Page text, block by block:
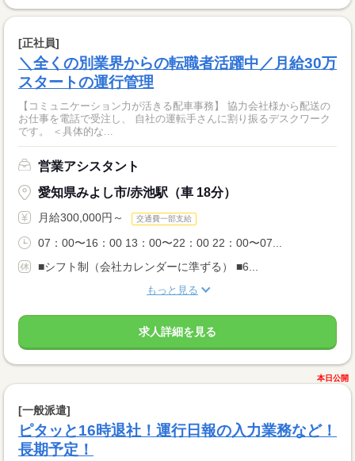
[正社員]
＼全くの別業界からの転職者活躍中／月給30万
スタートの運行管理
【コミュニケーション力が活きる配車事務】 協力会社様から配送の
お仕事を電話で受注し、 自社の運転手さんに割り振るデスクワーク
です。 ＜具体的な...
営業アシスタント
愛知県みよし市/赤池駅（車 18分）
月給300,000円～ 交通費一部支給
07：00〜16：00 13：00〜22：00 22：00〜07...
■シフト制（会社カレンダーに準ずる） ■6...
もっと見る
求人詳細を見る
本日公開
[一般派遣]
ピタッと16時退社！運行日報の入力業務など！
長期予定！